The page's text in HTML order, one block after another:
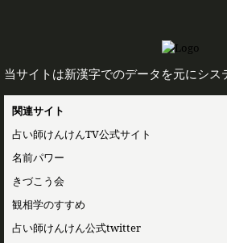
当サイトは新漢字でのデータを元にシス
関連サイト
占い師けんけんTV公式サイト
名前パワー
きづこう会
観相学のすすめ
占い師けんけん公式twitter